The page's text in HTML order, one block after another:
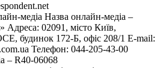
медіа Назва онлайн-медіа –
Адреса: 02091, місто Київ,
будинок 172-Б, офіс 208/1 E-mail:
Телефон: 044-205-43-00
– R40-06068